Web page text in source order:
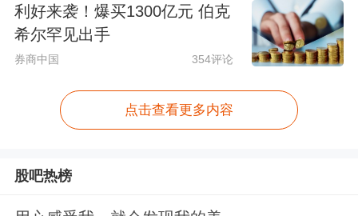
利好来袭！爆买1300亿元 伯克
希尔罕见出手
券商中国 354评论
点击查看更多内容
股吧热榜